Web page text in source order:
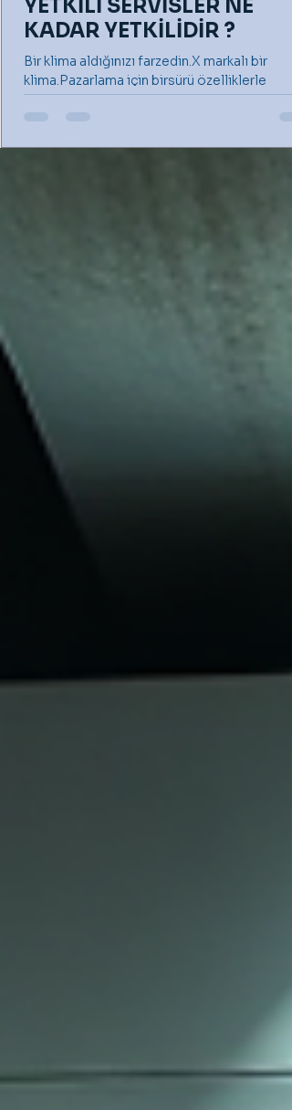
YETKİLİ SERVİSLER NE
KADAR YETKİLİDİR ?
Bir klima aldığınızı farzedin.X markalı bir
klima.Pazarlama için birsürü özelliklerle
donatılmış gibi reklamı yapılan ve sonunda